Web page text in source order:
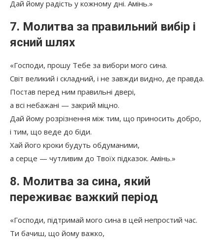
Дай йому радість у кожному дні. Амінь.»
7. Молитва за правильний вибір і
ясний шлях
«Господи, прошу Тебе за вибори мого сина.
Світ великий і складний, і не завжди видно, де правда.
Постав перед ним правильні двері,
а всі небажані — закрий міцно.
Дай йому розрізнення між тим, що приносить добро,
і тим, що веде до біди.
Хай його кроки будуть обдуманими,
а серце — чутливим до Твоїх підказок. Амінь.»
8. Молитва за сина, який
переживає важкий період
«Господи, підтримай мого сина в цей непростий час.
Ти бачиш, що йому важко,